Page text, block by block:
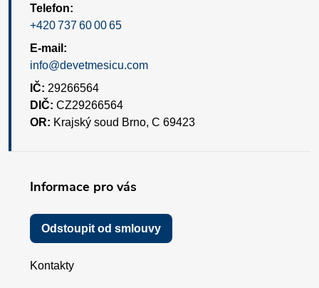
Telefon:
+420 737 60 00 65
E-mail:
info@devetmesicu.com
IČ: 29266564
DIČ: CZ29266564
OR: Krajský soud Brno, C 69423
Informace pro vás
Odstoupit od smlouvy
Kontakty